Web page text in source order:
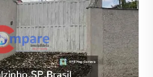
convite para reunir
todo o ano.